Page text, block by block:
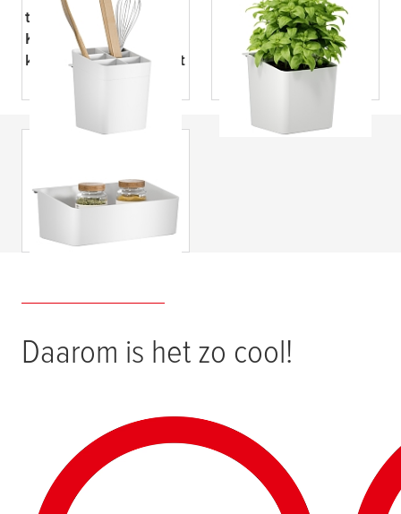
tesa
®
Keukenaccessoire
keukengereihouderset
tesa®
Keukenaccessoire
kruidenpotset
Keukenaccessoire
dozenset
Daarom is het zo cool!